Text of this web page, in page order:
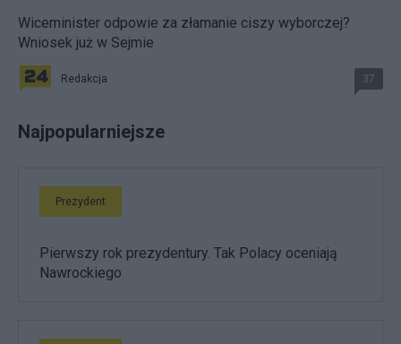
Wiceminister odpowie za złamanie ciszy wyborczej?
Wniosek już w Sejmie
Redakcja 37
Najpopularniejsze
Prezydent
Pierwszy rok prezydentury. Tak Polacy oceniają
Nawrockiego